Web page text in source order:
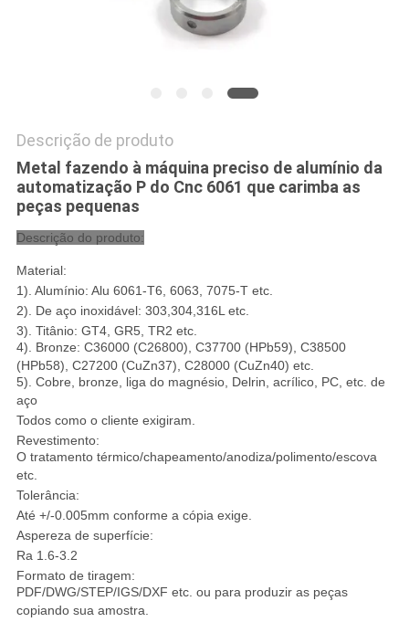
Descrição de produto
Metal fazendo à máquina preciso de alumínio da
automatização P do Cnc 6061 que carimba as
peças pequenas
Descrição do produto:
Material:
1). Alumínio: Alu 6061-T6, 6063, 7075-T etc.
2). De aço inoxidável: 303,304,316L etc.
3). Titânio: GT4, GR5, TR2 etc.
4). Bronze: C36000 (C26800), C37700 (HPb59), C38500
(HPb58), C27200 (CuZn37), C28000 (CuZn40) etc.
5). Cobre, bronze, liga do magnésio, Delrin, acrílico, PC, etc. de
aço
Todos como o cliente exigiram.
Revestimento:
O tratamento térmico/chapeamento/anodiza/polimento/escova
etc.
Tolerância:
Até +/-0.005mm conforme a cópia exige.
Aspereza de superfície:
Ra 1.6-3.2
Formato de tiragem:
PDF/DWG/STEP/IGS/DXF etc. ou para produzir as peças
copiando sua amostra.